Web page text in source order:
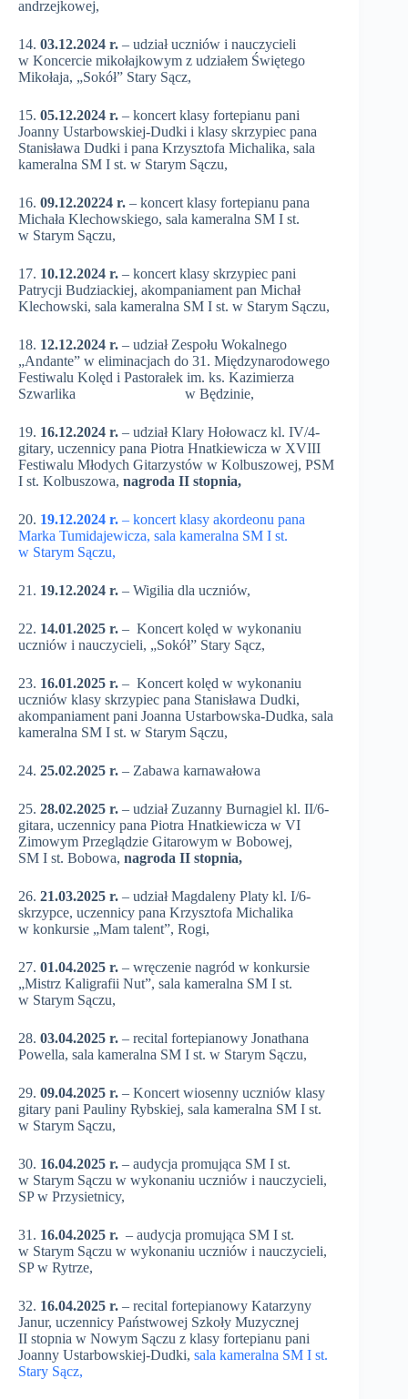
andrzejkowej,
14. 03.12.2024 r. – udział uczniów i nauczycieli
w Koncercie mikołajkowym z udziałem Świętego
Mikołaja, „Sokół” Stary Sącz,
15. 05.12.2024 r. – koncert klasy fortepianu pani
Joanny Ustarbowskiej-Dudki i klasy skrzypiec pana
Stanisława Dudki i pana Krzysztofa Michalika, sala
kameralna SM I st. w Starym Sączu,
16. 09.12.20224 r. – koncert klasy fortepianu pana
Michała Klechowskiego, sala kameralna SM I st.
w Starym Sączu,
17. 10.12.2024 r. – koncert klasy skrzypiec pani
Patrycji Budziackiej, akompaniament pan Michał
Klechowski, sala kameralna SM I st. w Starym Sączu,
18. 12.12.2024 r. – udział Zespołu Wokalnego
„Andante” w eliminacjach do 31. Międzynarodowego
Festiwalu Kolęd i Pastorałek im. ks. Kazimierza
Szwarlika w Będzinie,
19. 16.12.2024 r. – udział Klary Hołowacz kl. IV/4-
gitary, uczennicy pana Piotra Hnatkiewicza w XVIII
Festiwalu Młodych Gitarzystów w Kolbuszowej, PSM
I st. Kolbuszowa, nagroda II stopnia,
20. 19.12.2024 r. – koncert klasy akordeonu pana
Marka Tumidajewicza, sala kameralna SM I st.
w Starym Sączu,
21. 19.12.2024 r. – Wigilia dla uczniów,
22. 14.01.2025 r. – Koncert kolęd w wykonaniu
uczniów i nauczycieli, „Sokół” Stary Sącz,
23. 16.01.2025 r. – Koncert kolęd w wykonaniu
uczniów klasy skrzypiec pana Stanisława Dudki,
akompaniament pani Joanna Ustarbowska-Dudka, sala
kameralna SM I st. w Starym Sączu,
24. 25.02.2025 r. – Zabawa karnawałowa
25. 28.02.2025 r. – udział Zuzanny Burnagiel kl. II/6-
gitara, uczennicy pana Piotra Hnatkiewicza w VI
Zimowym Przeglądzie Gitarowym w Bobowej,
SM I st. Bobowa, nagroda II stopnia,
26. 21.03.2025 r. – udział Magdaleny Platy kl. I/6-
skrzypce, uczennicy pana Krzysztofa Michalika
w konkursie „Mam talent”, Rogi,
27. 01.04.2025 r. – wręczenie nagród w konkursie
„Mistrz Kaligrafii Nut”, sala kameralna SM I st.
w Starym Sączu,
28. 03.04.2025 r. – recital fortepianowy Jonathana
Powella, sala kameralna SM I st. w Starym Sączu,
29. 09.04.2025 r. – Koncert wiosenny uczniów klasy
gitary pani Pauliny Rybskiej, sala kameralna SM I st.
w Starym Sączu,
30. 16.04.2025 r. – audycja promująca SM I st.
w Starym Sączu w wykonaniu uczniów i nauczycieli,
SP w Przysietnicy,
31. 16.04.2025 r. – audycja promująca SM I st.
w Starym Sączu w wykonaniu uczniów i nauczycieli,
SP w Rytrze,
32. 16.04.2025 r. – recital fortepianowy Katarzyny
Janur, uczennicy Państwowej Szkoły Muzycznej
II stopnia w Nowym Sączu z klasy fortepianu pani
Joanny Ustarbowskiej-Dudki, sala kameralna SM I st.
Stary Sącz,